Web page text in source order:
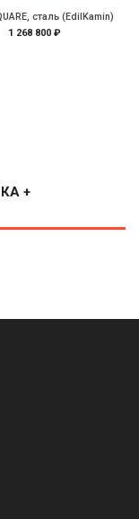
+
сталь (EdilKamin)
1 268 800 ₽